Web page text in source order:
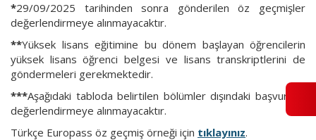
*29/09/2025 tarihinden sonra gönderilen öz geçmişler
değerlendirmeye alınmayacaktır.
**Yüksek lisans eğitimine bu dönem başlayan öğrencilerin
yüksek lisans öğrenci belgesi ve lisans transkriptlerini de
göndermeleri gerekmektedir.
***Aşağıdaki tabloda belirtilen bölümler dışındaki başvurular
değerlendirmeye alınmayacaktır.
Türkçe Europass öz geçmiş örneği için tıklayınız.